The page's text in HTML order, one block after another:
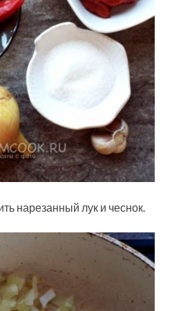
нарезанный лук и чеснок.